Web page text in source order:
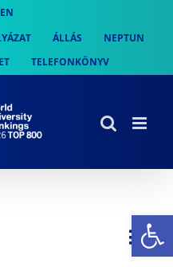
EN
ÁLLÁS
NEPTUN
TELEFONKÖNYV
Nap